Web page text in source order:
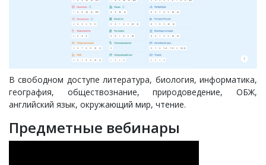
В свободном доступе литература, биология, информатика,
география, обществознание, природоведение, ОБЖ,
английский язык, окружающий мир, чтение.
Предметные вебинары